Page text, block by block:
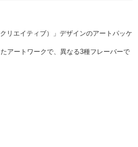
リエイティブ）」デザインのアートパッケ
アートワークで、異なる3種フレーバーで
さんの「Thank you」のアートワークがデ
に、贈り物にプラスで添えるのもおすす
語で「職人」という意味。手間を惜しま